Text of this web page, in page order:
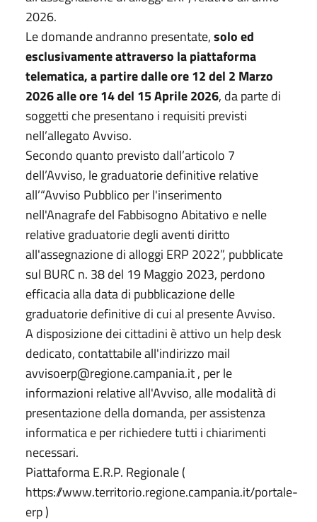
2026.
Le domande andranno presentate,solo ed
esclusivamente attraverso la piattaforma
telematica, a partire dalle ore 12 del 2 Marzo
2026 alle ore 14 del 15 Aprile 2026, da parte di
soggetti che presentano i requisiti previsti
nell’allegato Avviso.
Secondo quanto previsto dall’articolo 7
dell’Avviso, le graduatorie definitive relative
all’“Avviso Pubblico per l'inserimento
nell'Anagrafe del Fabbisogno Abitativo e nelle
relative graduatorie degli aventi diritto
all'assegnazione di alloggi ERP 2022”, pubblicate
sul BURC n. 38 del 19 Maggio 2023, perdono
efficacia alla data di pubblicazione delle
graduatorie definitive di cui al presente Avviso.
A disposizione dei cittadini è attivo un help desk
dedicato, contattabile all'indirizzo mail
avvisoerp@regione.campania.it , per le
informazioni relative all'Avviso, alle modalità di
presentazione della domanda, per assistenza
informatica e per richiedere tutti i chiarimenti
necessari.
Piattaforma E.R.P. Regionale (
https://www.territorio.regione.campania.it/portale-
erp )